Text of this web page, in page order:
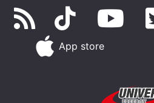
App store